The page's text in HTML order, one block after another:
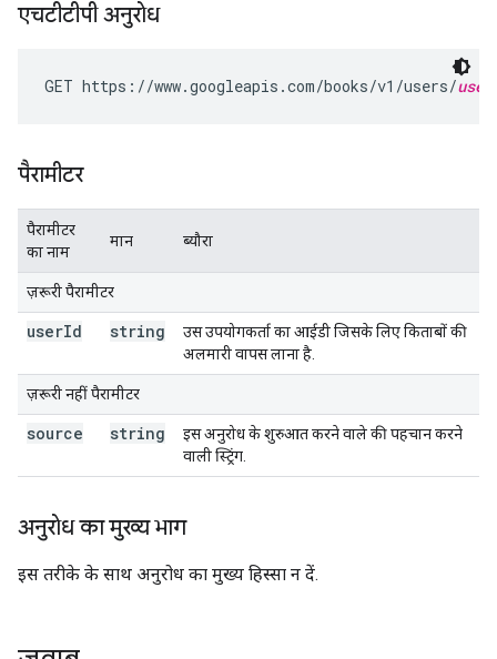
एचटीटीपी अनुरोध
GET https://www.googleapis.com/books/v1/users/
पैरामीटर
पैरामीटर
का नाम
मान ब्यौरा
ज़रूरी पैरामीटर
userId string
उस उपयोगकर्ता का आईडी जिसके लिए किताबों की
अलमारी वापस लाना है.
ज़रूरी नहीं पैरामीटर
source string
इस अनुरोध के शुरुआत करने वाले की पहचान करने
वाली स्ट्रिंग.
अनुरोध का मुख्य भाग
इस तरीके के साथ अनुरोध का मुख्य हिस्सा न दें.